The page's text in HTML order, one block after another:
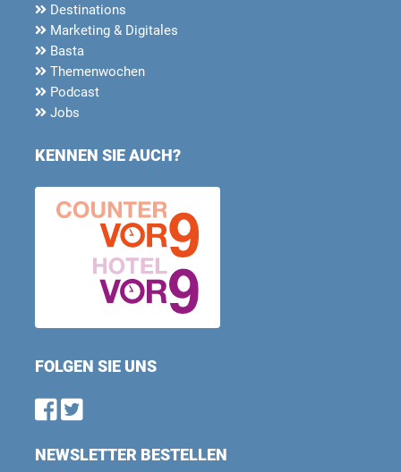
Destinations
Marketing & Digitales
Basta
Themenwochen
Podcast
Jobs
KENNEN SIE AUCH?
FOLGEN SIE UNS
Find us on Facebook
Follow us on Twitter
NEWSLETTER BESTELLEN